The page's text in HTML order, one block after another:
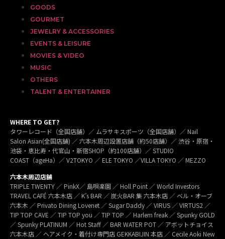
GOODS
GOURMET
JEWELRY & ACCESSORIES
EVENTS & LEISURE
MOVIES & VIDEO
MUSIC
OTHERS
TALENT & ENTERTAINER
WHERE TO GET?
タワーレコード（全国店舗）／ ムラサキスポーツ（全国店舗）／ Nail
Salon Asian(全国店舗) ／ 六本木周辺設置店舗（約50店舗）／ 渋谷・原宿・
池袋・恵比寿・代官山・新宿SHOP（約100店舗）／ STUDIO
COAST（ageHa）／ V2TOKYO ／ ELE TOKYO ／VILLA TOKYO ／ MEZZO
六本木周辺店舗
TRIPLE TWENTY ／ PinkX／ 島唄楽園 ／ Holl Point ／ World Investors
TRAVEL CAFÉ 六本木店 ／ K’s BAR ／ 炭火BAR 集 六本木店 ／ ベル・オーブ
六本木 ／ Privato Dining Lovenet ／ Sugar Daddy ／ VIRUS ／ VIRTUS2 ／
TIP TOP CAVE ／ TIP TOP you ／ TIP TOP ／ Harlem freak ／ Spunky GOLD
／ Spunky PLATINUM ／ Hot Staff ／ BAR WATER POT ／ アボットチョイス
六本木店 ／ ヘアメイク・着付け専門店 GEKKABIJIN 本店 ／ Cecile Aoki New